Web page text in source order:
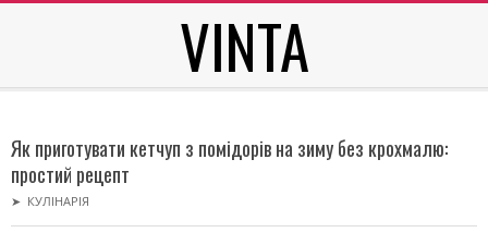
VINTA
Menu
Як приготувати кетчуп з помідорів на зиму без крохмалю:
простий рецепт
➤ КУЛІНАРІЯ